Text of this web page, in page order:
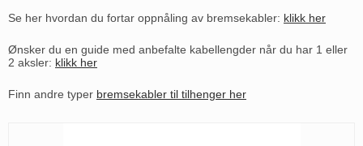
Se her hvordan du fortar oppnåling av bremsekabler: klikk her
Ønsker du en guide med anbefalte kabellengder når du har 1 eller
2 aksler: klikk her
Finn andre typer bremsekabler til tilhenger her